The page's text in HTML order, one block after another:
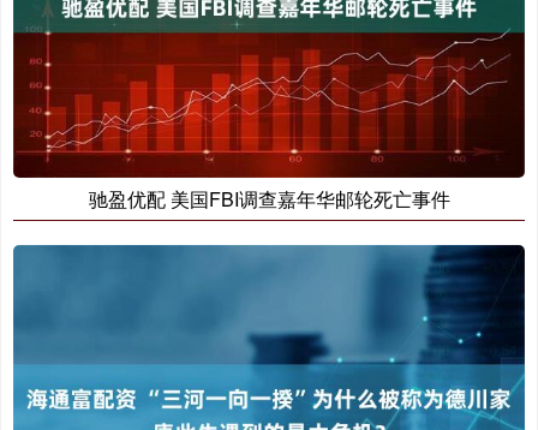
驰盈优配 美国FBI调查嘉年华邮轮死亡事件